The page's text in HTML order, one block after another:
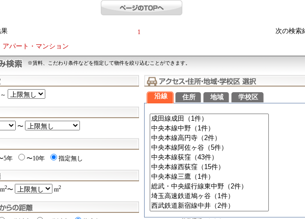
1 次の検
アパート・マンション
※賃料、こだわり条件などを指定して物件を絞り込むことができます。
～
〜
5年 〜10年 指定無し
m2〜 m2
沿線 住所 地域 学校区